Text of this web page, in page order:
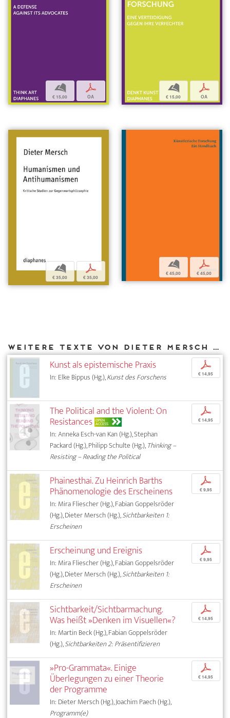
b
€ 15,00
p
OA
b
€ 15,00
p
OA
b
€ 35,00
p
€ 35,00
b
€ 45,00
p
€ 45,00
Weitere Texte von Dieter Mersch bei DIAPHANES
Kunst als epistemische Praxis
In: Elke Bippus (Hg.),Kunst des Forschens
p
€ 14,95
The Political and the Violent: On
Resistances OPEN
ACCESS
In: Anneka Esch-van Kan (Hg.), Stephan
Packard (Hg.), Philipp Schulte (Hg.),Thinking –
Resisting – Reading the Political
p
€ 14,95
Phainesthai. Zu Heinrich Barths
Phänomenologie des Erscheinens
In: Mira Fliescher (Hg.), Fabian Goppelsröder
(Hg.), Dieter Mersch (Hg.),Sichtbarkeiten 1:
Erscheinen
p
€ 9,95
Erscheinung und Ereignis
In: Mira Fliescher (Hg.), Fabian Goppelsröder
(Hg.), Dieter Mersch (Hg.),Sichtbarkeiten 1:
Erscheinen
p
€ 9,95
Sichtbarkeit/Sichtbarmachung.
Was heißt »Denken im Visuellen«?
In: Martin Beck (Hg.), Fabian Goppelsröder
(Hg.),Sichtbarkeiten 2: Präsentifizieren
p
€ 14,95
»Pro-Grammata«. Einige
Überlegungen zu einer Theorie
der Programme
In: Dieter Mersch (Hg.), Joachim Paech (Hg.),
Programm(e)
p
€ 14,95